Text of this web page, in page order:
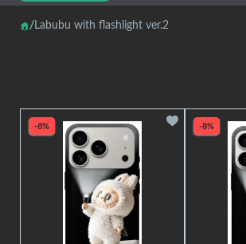
Labubu with flashlight ver.2
-8% -8%